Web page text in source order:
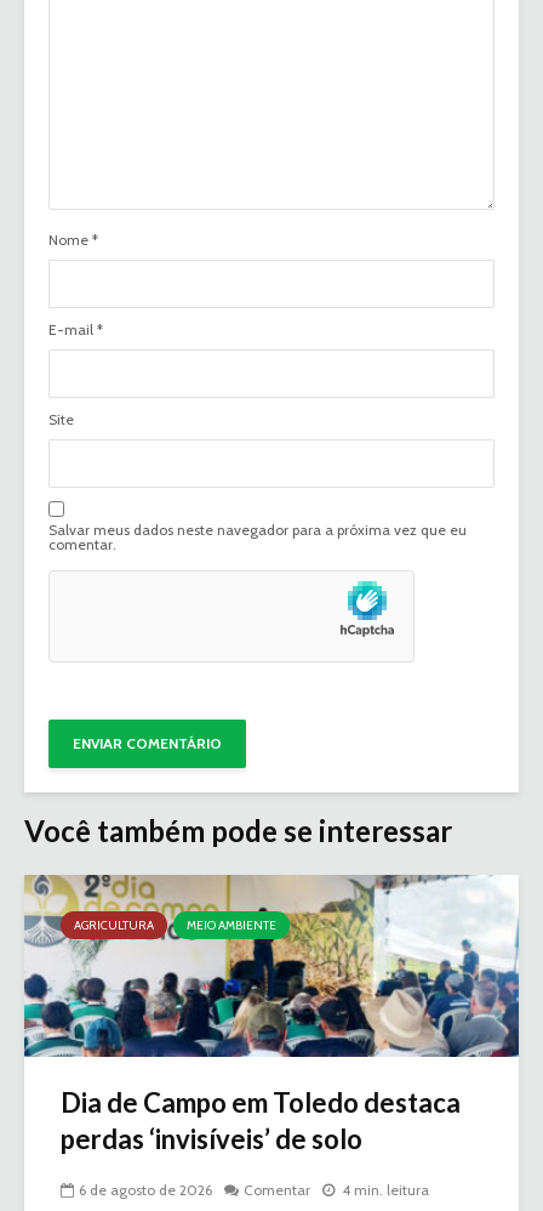
Nome *
E-mail *
Site
Salvar meus dados neste navegador para a próxima vez que eu
comentar.
Você também pode se interessar
AGRICULTURA MEIO AMBIENTE
Dia de Campo em Toledo destaca
perdas ‘invisíveis’ de solo
6 de agosto de 2026 Comentar 4 min. leitura